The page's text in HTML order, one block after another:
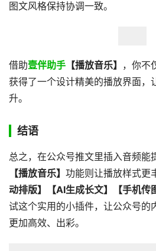
图文风格保持协调一致。
借助壹伴助手 【播放音乐】
，你不
获得了一个设计精美的播放界面，
升。
结语
总之，在公众号推文里插入音频能
【播放音乐】 功能则让播放样式更
动排版】【AI生成长文】【手机传
试这个实用的小插件，让公众号的
更加高效、出彩。